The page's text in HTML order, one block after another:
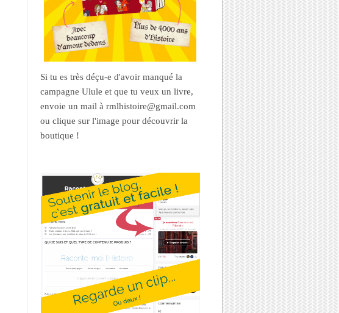
Si tu es très déçu-e d'avoir manqué la
campagne Ulule et que tu veux un livre,
envoie un mail à rmlhistoire@gmail.com
ou clique sur l'image pour découvrir la
boutique !